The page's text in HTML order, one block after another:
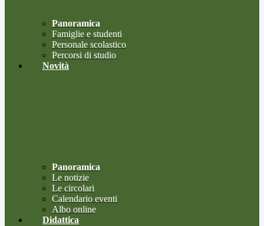
Panoramica
Famiglie e studenti
Personale scolastico
Percorsi di studio
Novità
Panoramica
Le notizie
Le circolari
Calendario eventi
Albo online
Didattica